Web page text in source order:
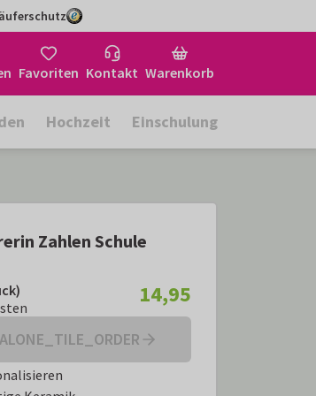
Favoriten Kontakt Warenkorb
Hochzeit Einschulung
Zahlen Schule
Exkl. Portokosten
14,95